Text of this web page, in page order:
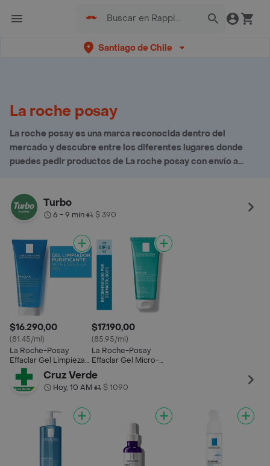
Santiago de Chile
La roche posay
La roche posay es una marca reconocida dentro del
mercado y descubre entre los diferentes lugares donde
puedes pedir productos de La roche posay con envío a
Turbo
6 - 9 min• $ 390
$16.290,00
(81.45/ml)
La Roche-Posay
Effaclar Gel Limpieza
Rostro para Pieles
Grasas
$17.190,00
(85.95/ml)
La Roche-Posay
Effaclar Gel Micro-
Purificante
Cruz Verde
Hoy, 10 AM• $ 1090